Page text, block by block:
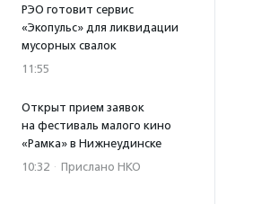
РЭО готовит сервис
«Экопульс» для ликвидации
мусорных свалок
11:55
Открыт прием заявок
на фестиваль малого кино
«Рамка» в Нижнеудинске
10:32 · Прислано НКО